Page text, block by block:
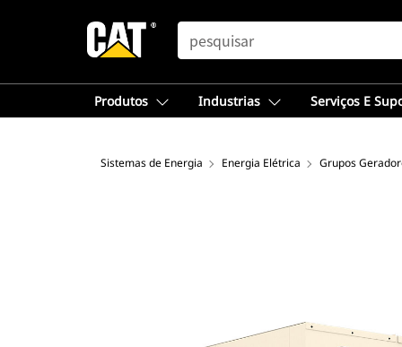
SEARCH
Produtos Industrias Serviços E
Sistemas de Energia Energia Elétrica Grupos